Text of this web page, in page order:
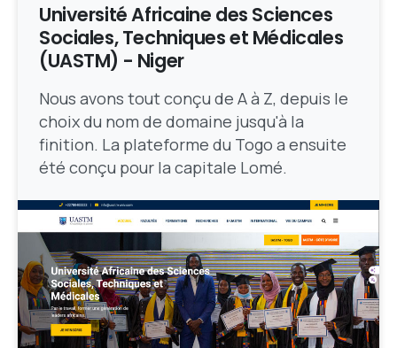
Université Africaine des Sciences
Sociales, Techniques et Médicales
(UASTM) - Niger
Nous avons tout conçu de A à Z, depuis le
choix du nom de domaine jusqu'à la
finition. La plateforme du Togo a ensuite
été conçu pour la capitale Lomé.